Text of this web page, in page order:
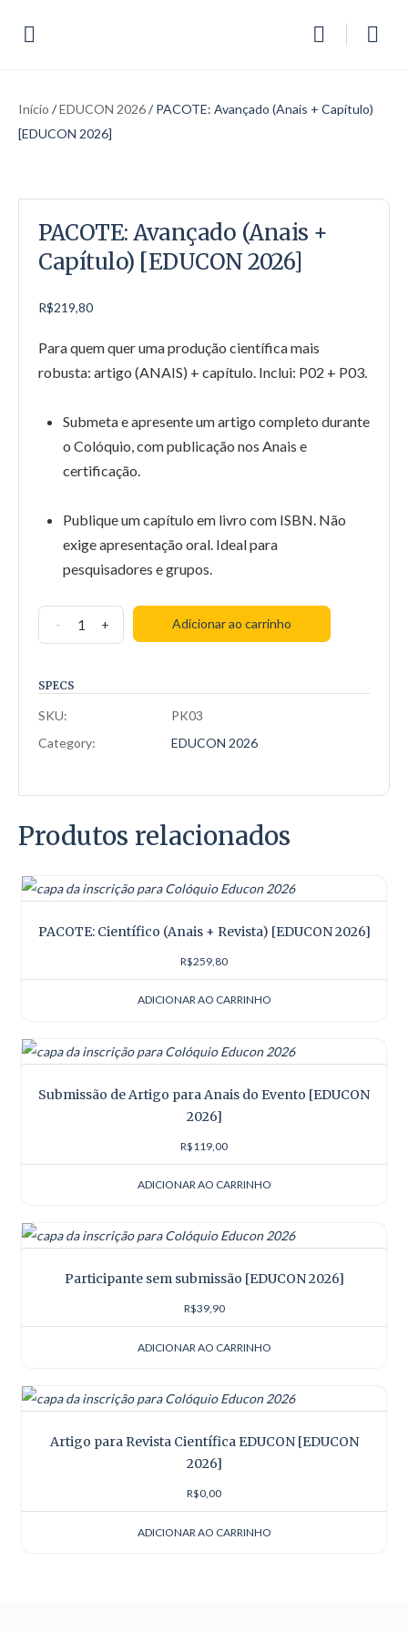
Início /EDUCON 2026/ PACOTE: Avançado (Anais + Capítulo)
[EDUCON 2026]
PACOTE: Avançado (Anais +
Capítulo) [EDUCON 2026]
R$219,80
Para quem quer uma produção científica mais
robusta: artigo (ANAIS) + capítulo. Inclui: P02 + P03.
Submeta e apresente um artigo completo durante
o Colóquio, com publicação nos Anais e
certificação.
Publique um capítulo em livro com ISBN. Não
exige apresentação oral. Ideal para
pesquisadores e grupos.
PACOTE:
Avançado
+
Capítulo)
[EDUCON
- + Adicionar ao carrinho
SPECS
SKU:
PK03
Category:
EDUCON 2026
Produtos relacionados
PACOTE: Científico (Anais + Revista) [EDUCON 2026]
R$259,80
ADICIONAR AO CARRINHO
Submissão de Artigo para Anais do Evento [EDUCON
2026]
R$119,00
ADICIONAR AO CARRINHO
Participante sem submissão [EDUCON 2026]
R$39,90
ADICIONAR AO CARRINHO
Artigo para Revista Científica EDUCON [EDUCON
2026]
R$0,00
ADICIONAR AO CARRINHO